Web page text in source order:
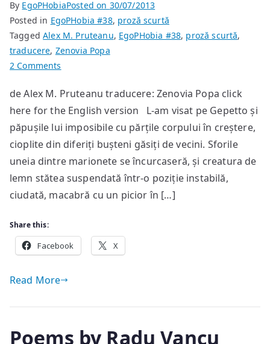
By EgoPHobiaPosted on 30/07/2013
Posted in EgoPHobia #38, proză scurtă
TaggedAlex M. Pruteanu, EgoPHobia #38, proză scurtă,
traducere, Zenovia Popa
2 Comments
de Alex M. Pruteanu traducere: Zenovia Popa click
here for the English version L-am visat pe Gepetto și
păpușile lui imposibile cu părțile corpului în creștere,
cioplite din diferiți bușteni găsiți de vecini. Sforile
uneia dintre marionete se încurcaseră, și creatura de
lemn stătea suspendată într-o poziție instabilă,
ciudată, macabră cu un picior în […]
Share this:
Facebook X
Read More
Poems by Radu Vancu